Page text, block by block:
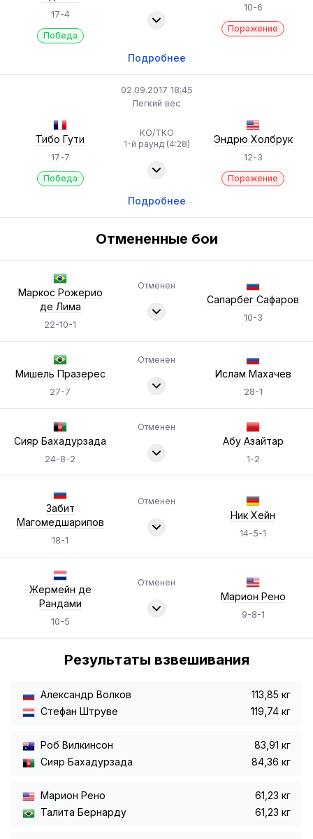
17-4
Победа
10-6
Поражение
Подробнее
02.09.2017 18:45
Легкий вес
Тибо Гути
17-7
Победа
KO/TKO
1-й раунд (4:28)
Эндрю Холбрук
12-3
Поражение
Подробнее
Отмененные бои
Маркос Рожерио
де Лима
22-10-1
Отменен
Сапарбег Сафаров
10-3
Мишель Празерес
27-7
Отменен
Ислам Махачев
28-1
Сияр Бахадурзада
24-8-2
Отменен
Абу Азайтар
1-2
Забит
Магомедшарипов
18-1
Отменен
Ник Хейн
14-5-1
Жермейн де
Рандами
10-5
Отменен
Марион Рено
9-8-1
Результаты взвешивания
Александр Волков
113,85 кг
Стефан Штруве
119,74 кг
Роб Вилкинсон
83,91 кг
Сияр Бахадурзада
84,36 кг
Марион Рено
61,23 кг
Талита Бернарду
61,23 кг